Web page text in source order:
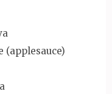
(applesauce)